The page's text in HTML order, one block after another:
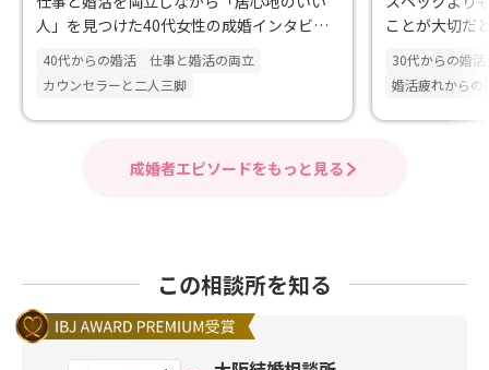
人」を見つけた40代女性の成婚インタビュ
40代からの婚活
仕事と婚活の両立
カウンセラーと二人三脚
ことが大切だ
30代からの婚活
婚活疲れからの
成婚者エピソードをもっと見る
この相談所を知る